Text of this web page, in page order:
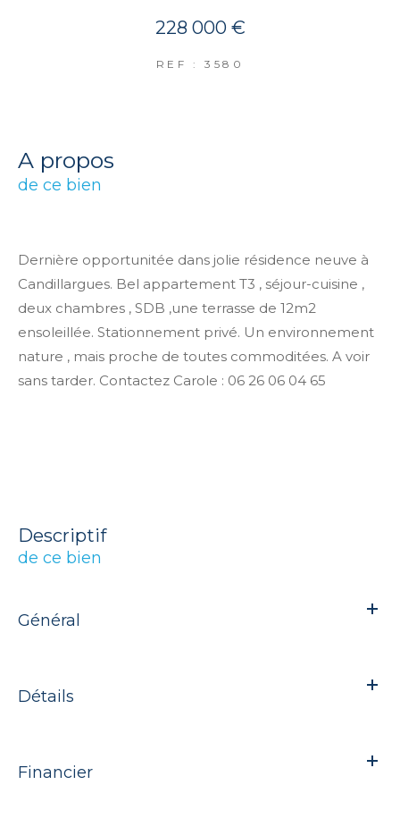
228 000 €
REF : 3580
a propos
de ce bien
Dernière opportunitée dans jolie résidence neuve à
Candillargues. Bel appartement T3 , séjour-cuisine ,
deux chambres , SDB ,une terrasse de 12m2
ensoleillée. Stationnement privé. Un environnement
nature , mais proche de toutes commoditées. A voir
sans tarder. Contactez Carole : 06 26 06 04 65
descriptif
de ce bien
Général
Détails
Financier